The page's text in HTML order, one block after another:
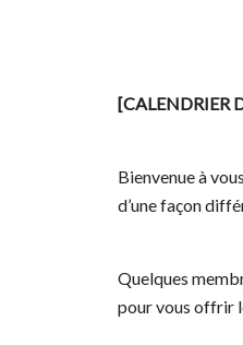
[CALENDRIER
Bienvenue à
d’une façon
Quelques
pour vous offrir